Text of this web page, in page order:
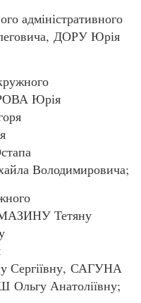
адміністративного
ДОРУ Юрія
Юрія
Володимировича;
Тетяну
Сергіївну, САГУНА
Анатоліївну;